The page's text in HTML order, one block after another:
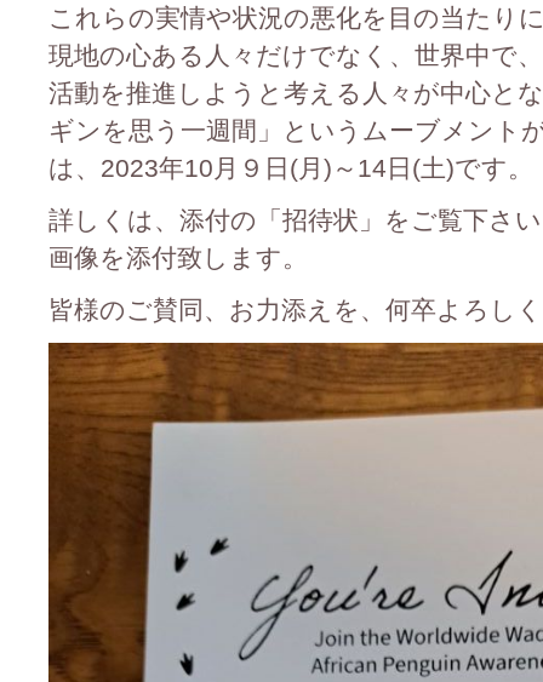
これらの実情や状況の悪化を目の当たり
現地の心ある人々だけでなく、世界中で
活動を推進しようと考える人々が中心と
ギンを思う一週間」というムーブメント
は、2023年10月９日(月)～14日(土)です。
詳しくは、添付の「招待状」をご覧下さ
画像を添付致します。
皆様のご賛同、お力添えを、何卒よろし